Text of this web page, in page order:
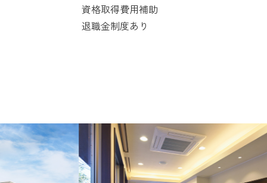
資格取得費用補助
退職金制度あり